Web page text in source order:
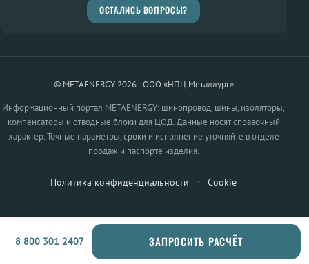
ОСТАЛИСЬ ВОПРОСЫ?
© METAENERGY 2026 · ООО «НПЦ Металлург»
Информационный портал METAENERGY: шинопровод, шины, изоляторы,
компенсаторы и отводные блоки для ЦОД. Данные носят справочный
характер. Точные параметры, сроки и исполнение уточняйте в отделе
продаж и паспорте изделия.
Политика конфиденциальности · Cookie
8 800 301 2407 ЗАПРОСИТЬ РАСЧЁТ